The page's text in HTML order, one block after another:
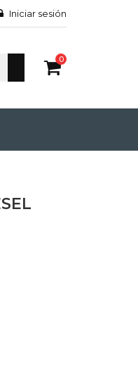
Iniciar sesión
0